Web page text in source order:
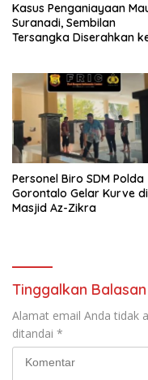
Kasus Penganiayaan
Suranadi, Sembilan
Tersangka Diserahkan
Personel Biro SDM Polda
Gorontalo Gelar Kurve di
Masjid Az-Zikra
Tinggalkan Balasan
Alamat email Anda tidak
ditandai *